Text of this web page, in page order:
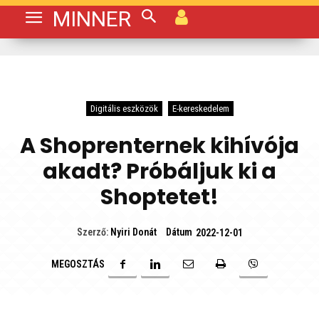
MINNER
Digitális eszközök E-kereskedelem
A Shoprenternek kihívója
akadt? Próbáljuk ki a
Shoptetet!
Szerző: Nyiri Donát Dátum 2022-12-01
MEGOSZTÁS